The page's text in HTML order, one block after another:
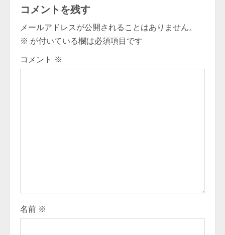
i
n
u
e
n
g
コメントを残す
メールアドレスが公開されることはありません。
※ が付いている欄は必須項目です
コメント ※
名前 ※